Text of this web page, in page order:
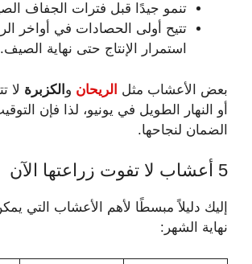
تنمو جيدًا قبل فترات الجفاف
تتيح أولى الحصادات في أواخر
استمرار الإنتاج حتى نهاية الصيف.
بعض الأعشاب مثل الريحان و الكزبرة لا
أو النهار الطويل في يونيو، لذا فإن
الضمان لنجاحها.
5 أعشاب لا تفوت زراعتها الآن
إليك دليلاً مبسطًا لأهم الأعشاب التي
نهاية الشهر: